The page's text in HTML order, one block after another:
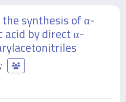
synthesis of α-
by direct α-
;